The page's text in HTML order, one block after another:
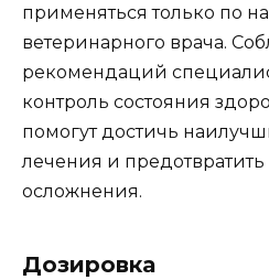
применяться только по
ветеринарного врача.
рекомендаций
контроль состояния
помогут достичь
лечения и
осложнения.
Дозировка